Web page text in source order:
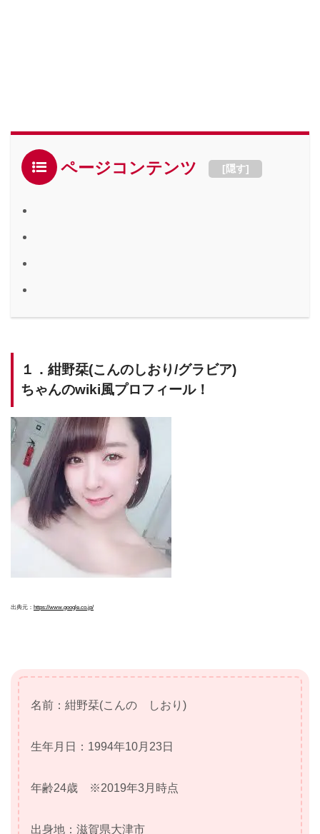
ページコンテンツ [隠す]
１．紺野栞(こんのしおり/グラビア)
ちゃんのwiki風プロフィール！
出典元： https://www.google.co.jp/
名前：紺野栞(こんの しおり)
生年月日：1994年10月23日
年齢24歳 ※2019年3月時点
出身地：滋賀県大津市